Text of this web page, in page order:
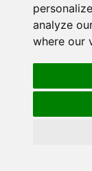
analyze
where our